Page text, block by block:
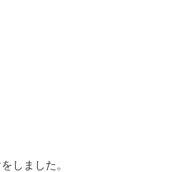
しました。